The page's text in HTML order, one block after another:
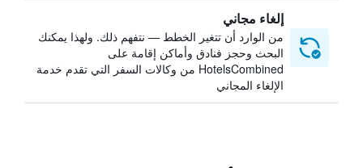
إلغاء مجاني
من الوارد أن تتغير الخطط — نتفهم ذلك. ولهذا يمكنك
البحث وحجز فنادق وأماكن إقامة على
HotelsCombined من وكالات السفر التي تقدم خدمة
الإلغاء المجاني